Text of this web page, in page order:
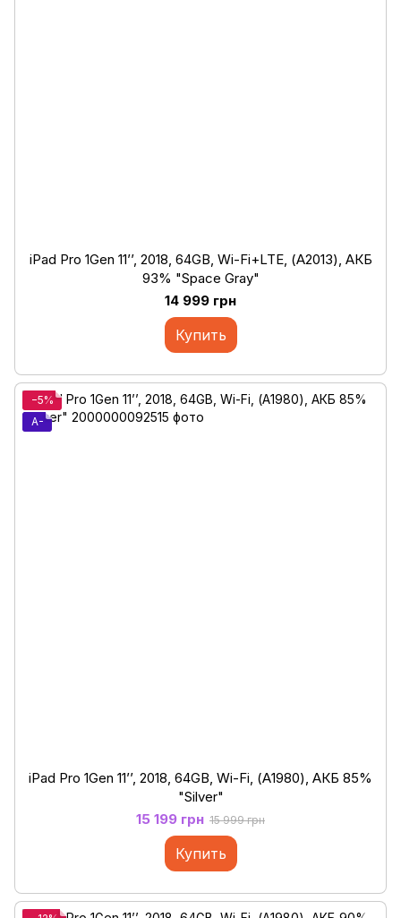
iPad Pro 1Gen 11’’, 2018, 64GB, Wi-Fi+LTE, (А2013), АКБ
93% "Space Gray"
14 999 грн
Купить
−5%
A-
iPad Pro 1Gen 11’’, 2018, 64GB, Wi-Fi, (А1980), АКБ 85%
"Silver"
15 199 грн 15 999 грн
Купить